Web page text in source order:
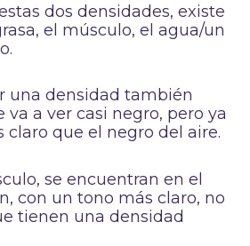
dos densidades, existe
el músculo, el agua/un
una densidad también
va a ver casi negro, pero ya
claro que el negro del aire.
se encuentran en el
con un tono más claro, no
tienen una densidad